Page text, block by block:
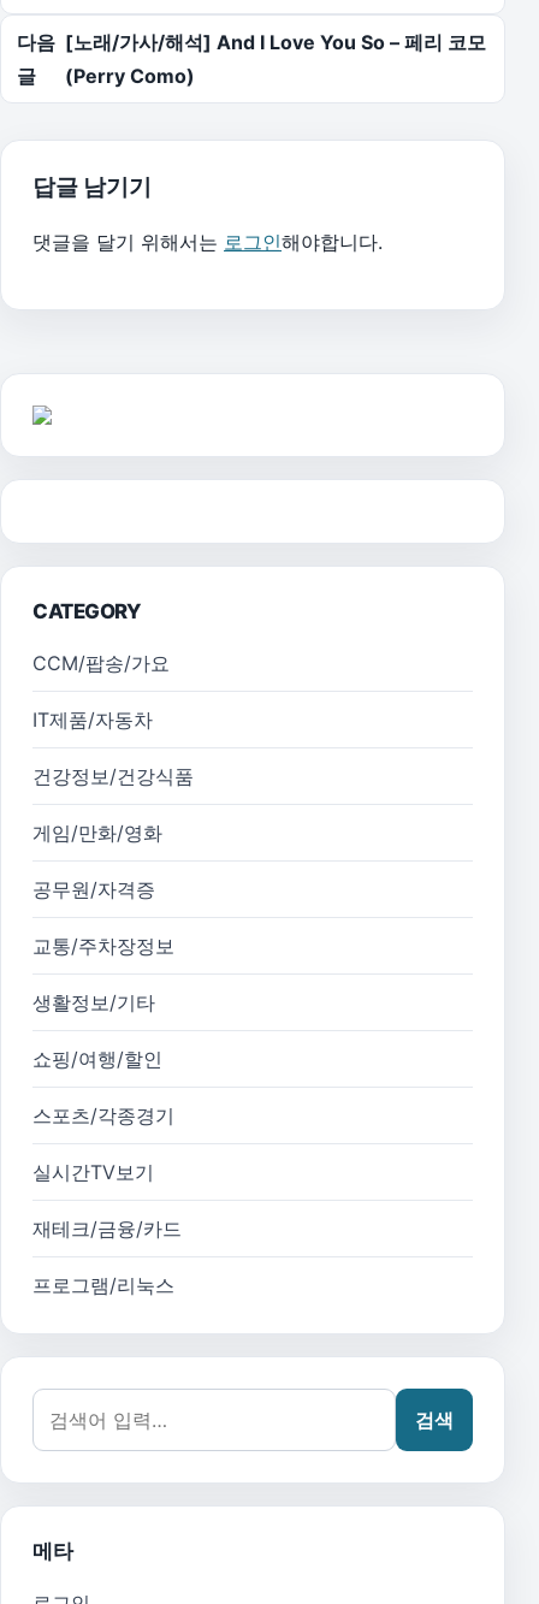
다음
글
[노래/가사/해석] And I Love You So – 페리 코모
(Perry Como)
답글 남기기
댓글을 달기 위해서는 로그인해야합니다.
CATEGORY
CCM/팝송/가요
IT제품/자동차
건강정보/건강식품
게임/만화/영화
공무원/자격증
교통/주차장정보
생활정보/기타
쇼핑/여행/할인
스포츠/각종경기
실시간TV보기
재테크/금융/카드
프로그램/리눅스
검색어:
검색
메타